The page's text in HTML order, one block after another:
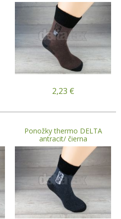
2,23 €
Ponožky thermo DELTA
antracit/ čierna